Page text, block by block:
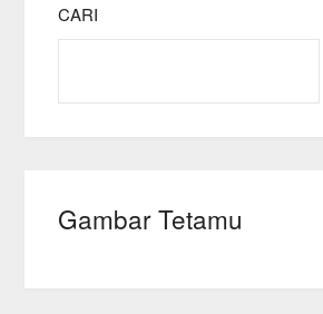
CARI
Gambar Tetamu